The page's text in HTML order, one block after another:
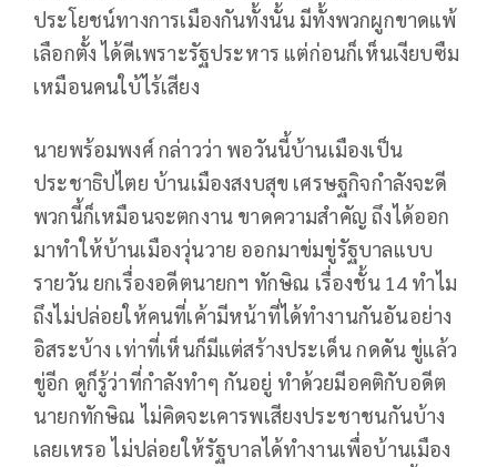
ประโยชน์ทางการเมืองกันทั้งนั้น มีทั้งพวกผูกขาดแพ้
เลือกตั้ง ได้ดีเพราะรัฐประหาร แต่ก่อนก็เห็นเงียบซืม
เหมือนคนใบ้ไร้เสียง
นายพร้อมพงศ์ กล่าวว่า พอวันนี้บ้านเมืองเป็น
ประชาธิปไตย บ้านเมืองสงบสุข เศรษฐกิจกำลังจะดี
พวกนี้ก็เหมือนจะตกงาน ขาดความสำคัญ ถึงได้ออก
มาทำให้บ้านเมืองวุ่นวาย ออกมาข่มขู่รัฐบาลแบบ
รายวัน ยกเรื่องอดีตนายกฯ ทักษิณ เรื่องชั้น 14 ทำไม
ถึงไม่ปล่อยให้คนที่เค้ามีหน้าที่ได้ทำงานกันอันอย่าง
อิสระบ้าง เท่าที่เห็นก็มีแต่สร้างประเด็น กดดัน ขู่แล้ว
ขู่อีก ดูก็รู้ว่าที่กำลังทำๆ กันอยู่ ทำด้วยมีอคติกับอดีต
นายกทักษิณ ไม่คิดจะเคารพเสียงประชาชนกันบ้าง
เลยเหรอ ไม่ปล่อยให้รัฐบาลได้ทำงานเพื่อบ้านเมือง